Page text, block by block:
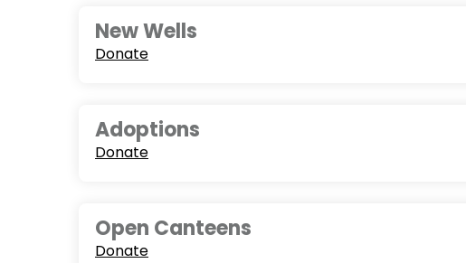
New Wells
Donate
Adoptions
Donate
Open Canteens
Donate